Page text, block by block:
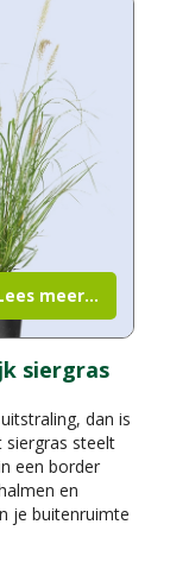
siergras
dan is
steelt
een border
en
je buitenruimte
meer...